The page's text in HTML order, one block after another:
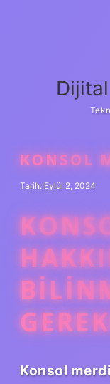
KONSOL
Tarih: Eylül 2, 2024
Konsol